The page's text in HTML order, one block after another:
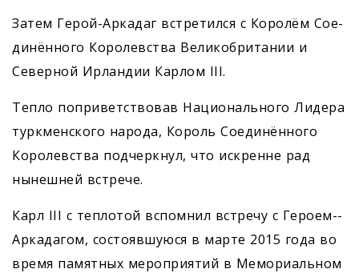
Затем Герой-Аркадаг встретился с Королём Со­е­
динённого Королевства Великобритании и
Северной Ирландии Карлом III.
Тепло поприветствовав Национального Лидера
туркменского народа, Король Соединённого
Королевства подчеркнул, что искренне рад
нынешней встрече.
Карл III с теплотой вспомнил встречу с Героем-­
Аркадагом, состоявшуюся в марте 2015 года во
время памятных мероприятий в Мемориальном